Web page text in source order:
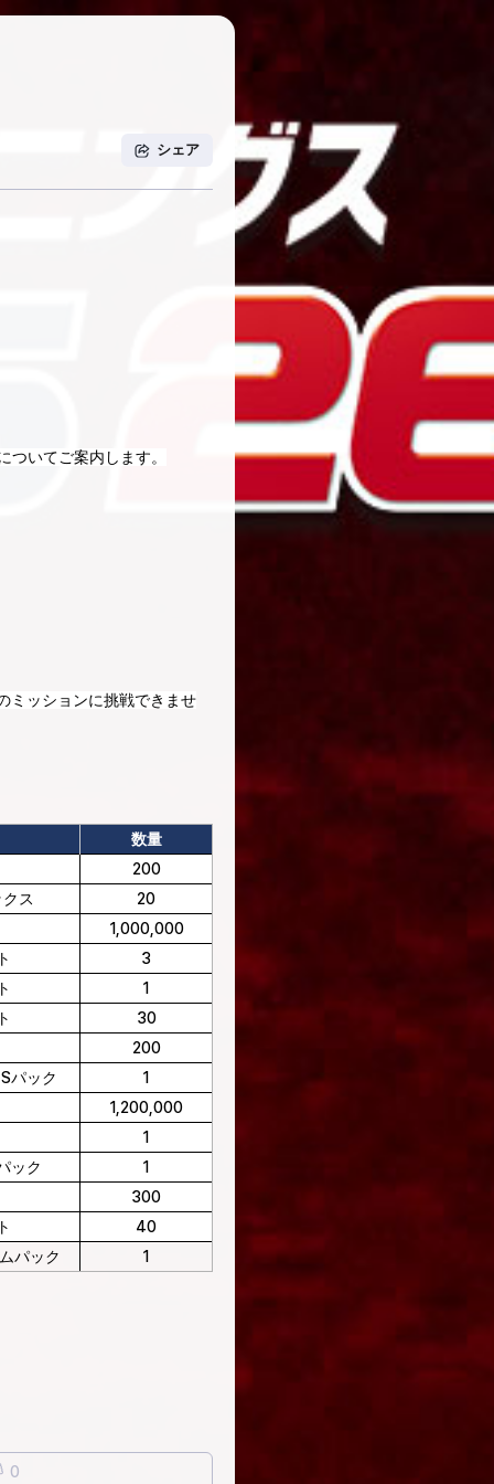
シェア
ついてご案内します。
ミッションに挑戦できませ
数量
200
ス
20
1,000,000
3
1
30
200
パック
1
1,200,000
1
ック
1
300
40
パック
1
0